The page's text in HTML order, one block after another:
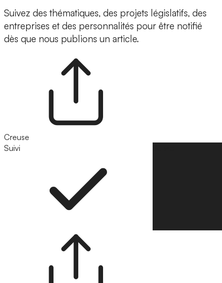
Suivez des thématiques, des projets législatifs, des
entreprises et des personnalités pour être notifié
dès que nous publions un article.
Creuse
Suivi